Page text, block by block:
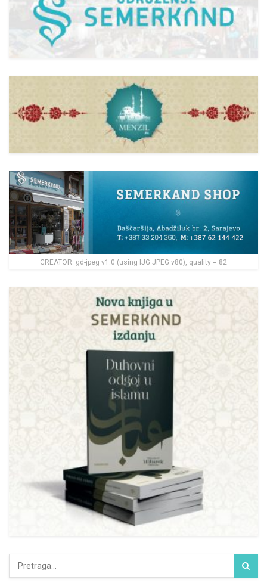
CREATOR: gd-jpeg v1.0 (using IJG JPEG v80), quality = 82